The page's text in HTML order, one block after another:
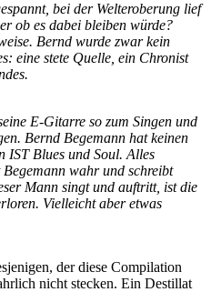
bei der Welteroberung lief
ob es dabei bleiben würde?
Bernd wurde zwar kein
eine stete Quelle, ein Chronist
E-Gitarre so zum Singen und
Bernd Begemann hat keinen
IST Blues und Soul. Alles
wahr und schreibt
Mann singt und auftritt, ist die
Vielleicht aber etwas
der diese Compilation
nicht stecken. Ein Destillat